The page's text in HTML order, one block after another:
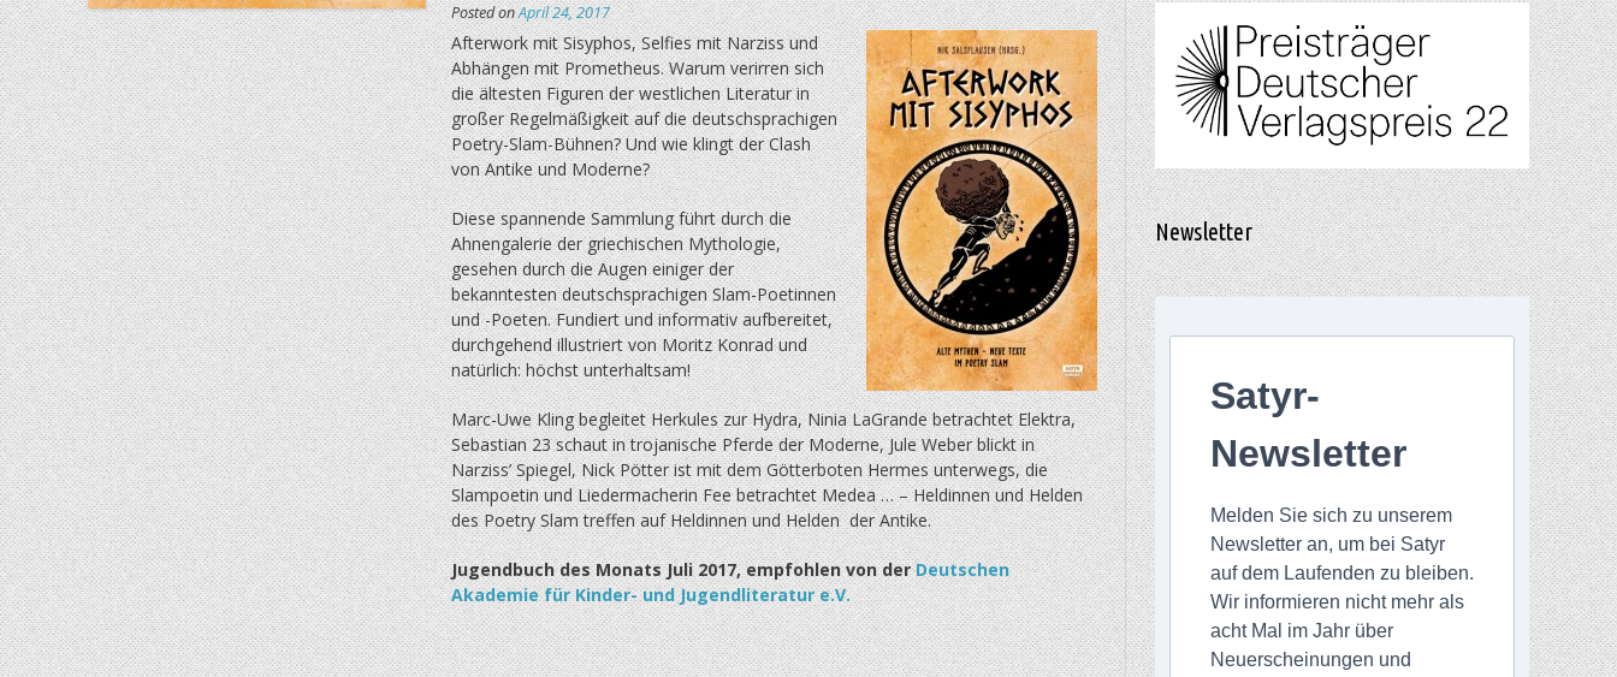
Posted onApril 24, 2017
Afterwork mit Sisyphos, Selfies mit Narziss und
Abhängen mit Prometheus. Warum verirren sich
die ältesten Figuren der westlichen Literatur in
großer Regelmäßigkeit auf die deutschsprachigen
Poetry-Slam-Bühnen? Und wie klingt der Clash
von Antike und Moderne?
Diese spannende Sammlung führt durch die
Ahnengalerie der griechischen Mythologie,
gesehen durch die Augen einiger der
bekanntesten deutschsprachigen Slam-Poetinnen
und -Poeten. Fundiert und informativ aufbereitet,
durchgehend illustriert von Moritz Konrad und
natürlich: höchst unterhaltsam!
Marc-Uwe Kling begleitet Herkules zur Hydra, Ninia LaGrande betrachtet Elektra,
Sebastian 23 schaut in trojanische Pferde der Moderne, Jule Weber blickt in
Narziss’ Spiegel, Nick Pötter ist mit dem Götterboten Hermes unterwegs, die
Slampoetin und Liedermacherin Fee betrachtet Medea … – Heldinnen und Helden
des Poetry Slam treffen auf Heldinnen und Helden der Antike.
Jugendbuch des Monats Juli 2017, empfohlen von derDeutschen
Akademie für Kinder- und Jugendliteratur e.V.
Newsletter
Satyr-
Newsletter
Melden Sie sich zu unserem
Newsletter an, um bei Satyr
auf dem Laufenden zu bleiben.
Wir informieren nicht mehr als
acht Mal im Jahr über
Neuerscheinungen und